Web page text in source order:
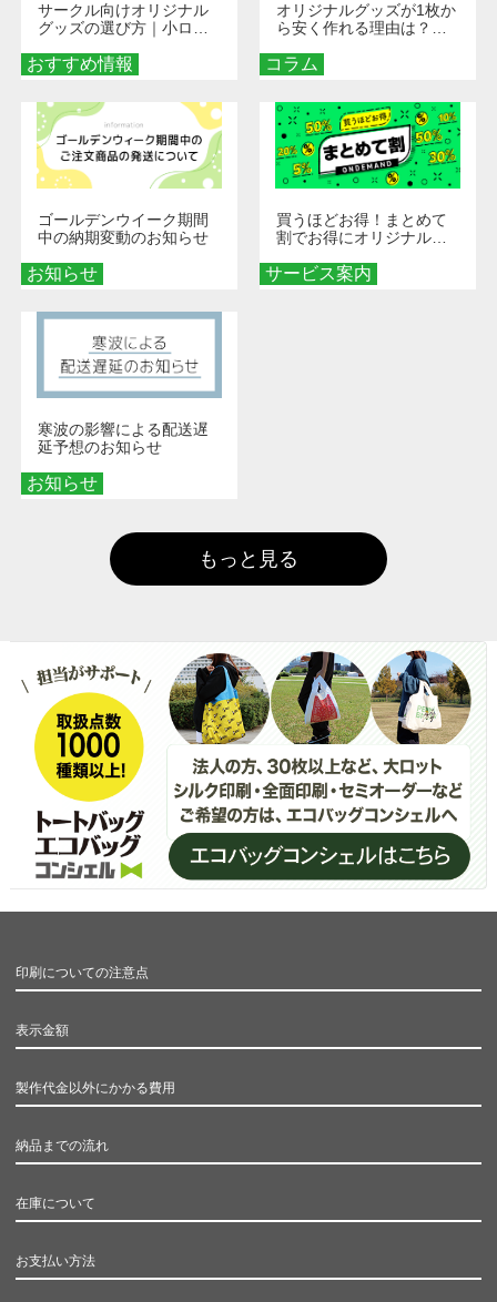
おすすめ情報
サークル向けオリジナル
グッズの選び方｜小ロッ
める秘訣
コラム
オリジナルグッズが1枚か
ら安く作れる理由は？オ
とメリットを解説
お知らせ
ゴールデンウイーク期間
中の納期変動のお知らせ
サービス案内
買うほどお得！まとめて
割でお得にオリジナルグ
お知らせ
寒波の影響による配送遅
延予想のお知らせ
もっと見る
印刷についての注意点
表示金額
製作代金以外にかかる費用
納品までの流れ
在庫について
お支払い方法